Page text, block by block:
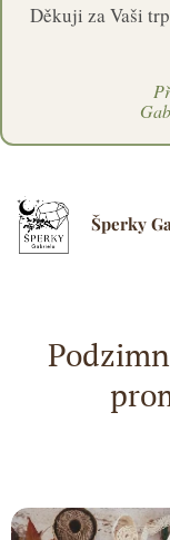
Děkuji za Vaši
Šperky